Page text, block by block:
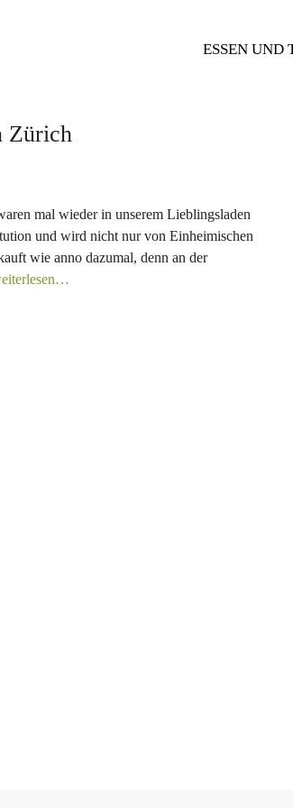
ESSEN UND
Zürich
mal wieder in unserem Lieblingsladen
und wird nicht nur von Einheimischen
wie anno dazumal, denn an der